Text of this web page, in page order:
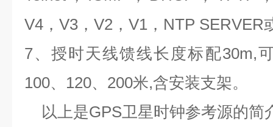
V4 ， V3 ， V2 ， V1 ， NTP SERVER
7、授时天线馈线长度标配30m,
100、 120、 200米,含安装支架。
以上是GPS卫星时钟参考源的简